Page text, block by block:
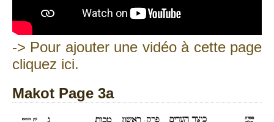
-> Pour ajouter une vidéo à cette page
cliquez ici.
Makot Page 3a